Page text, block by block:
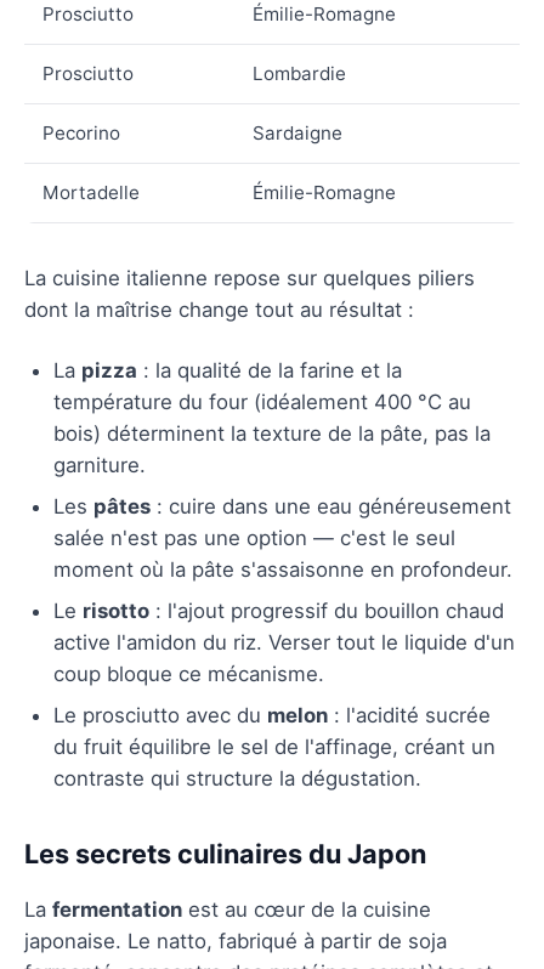
Prosciutto Émilie-Romagne
Prosciutto Lombardie
Pecorino Sardaigne
Mortadelle Émilie-Romagne
La cuisine italienne repose sur quelques piliers
dont la maîtrise change tout au résultat :
La pizza : la qualité de la farine et la
température du four (idéalement 400 °C au
bois) déterminent la texture de la pâte, pas la
garniture.
Les pâtes : cuire dans une eau généreusement
salée n'est pas une option — c'est le seul
moment où la pâte s'assaisonne en profondeur.
Le risotto : l'ajout progressif du bouillon chaud
active l'amidon du riz. Verser tout le liquide d'un
coup bloque ce mécanisme.
Le prosciutto avec du melon : l'acidité sucrée
du fruit équilibre le sel de l'affinage, créant un
contraste qui structure la dégustation.
Les secrets culinaires du Japon
La fermentation est au cœur de la cuisine
japonaise. Le natto, fabriqué à partir de soja